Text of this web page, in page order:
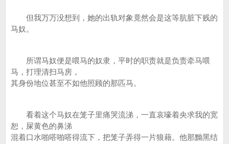
但我万万没想到，她的出轨对象竟然会是这等肮脏下贱的
马奴。
所谓马奴便是喂马的奴隶，平时的职责就是负责牵马喂
马，打理清扫马房，
其身份地位甚至不如他照顾的那匹马。
看着这个马奴在笼子里痛哭流涕，一直哀嚎着央求我的宽
恕，屎黄色的鼻涕
混着口水啪嗒啪嗒得流下，把笼子弄得一片狼藉。他那黝黑结